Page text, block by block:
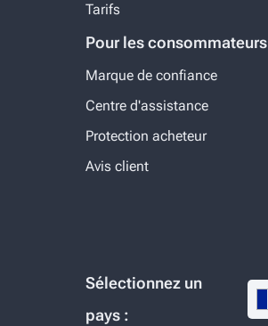
Tarifs
Pour les consommateurs
Marque de confiance
Centre d'assistance
Protection acheteur
Avis client
Sélectionnez un
pays :